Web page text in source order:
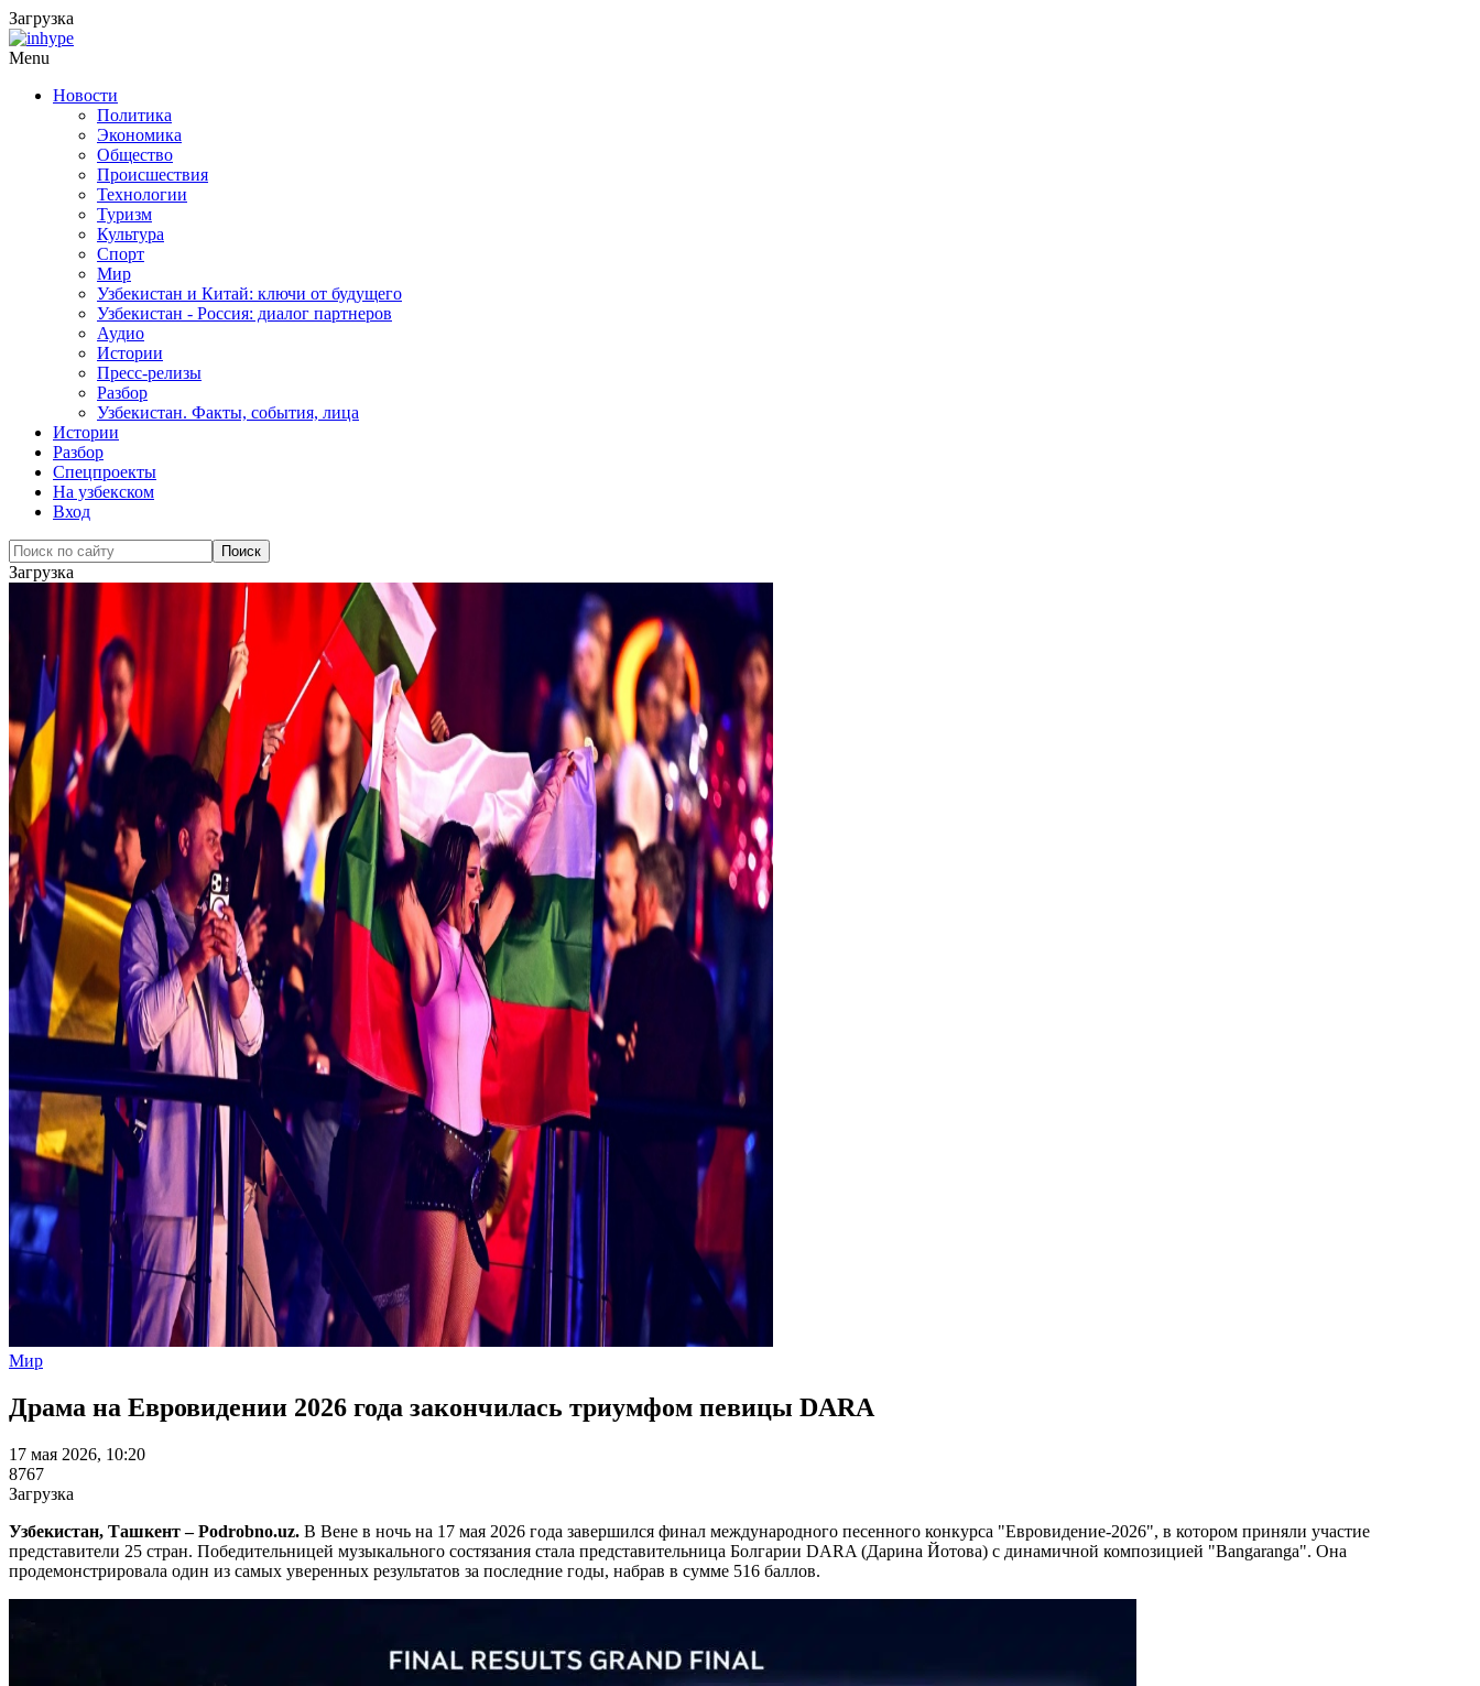
Загрузка
Menu
Новости
Политика
Экономика
Общество
Происшествия
Технологии
Туризм
Культура
Спорт
Мир
Узбекистан и Китай: ключи от будущего
Узбекистан - Россия: диалог партнеров
Аудио
Истории
Пресс-релизы
Разбор
Узбекистан. Факты, события, лица
Истории
Разбор
Спецпроекты
На узбекском
Вход
Загрузка
Мир
Драма на Евровидении 2026 года закончилась триумфом певицы DARA
17 мая 2026, 10:20
8767
Загрузка
Узбекистан, Ташкент – Podrobno.uz. В Вене в ночь на 17 мая 2026 года завершился финал международного песенного конкурса "Евровидение-2026", в котором приняли участие
представители 25 стран. Победительницей музыкального состязания стала представительница Болгарии DARA (Дарина Йотова) с динамичной композицией "Bangaranga". Она
продемонстрировала один из самых уверенных результатов за последние годы, набрав в сумме 516 баллов.